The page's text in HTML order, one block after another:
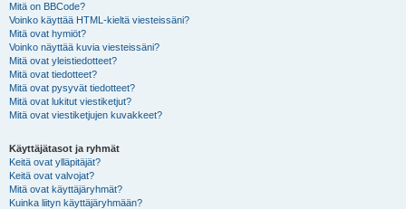
Mitä on BBCode?
Voinko käyttää HTML-kieltä viesteissäni?
Mitä ovat hymiöt?
Voinko näyttää kuvia viesteissäni?
Mitä ovat yleistiedotteet?
Mitä ovat tiedotteet?
Mitä ovat pysyvät tiedotteet?
Mitä ovat lukitut viestiketjut?
Mitä ovat viestiketjujen kuvakkeet?
Käyttäjätasot ja ryhmät
Keitä ovat ylläpitäjät?
Keitä ovat valvojat?
Mitä ovat käyttäjäryhmät?
Kuinka liityn käyttäjäryhmään?